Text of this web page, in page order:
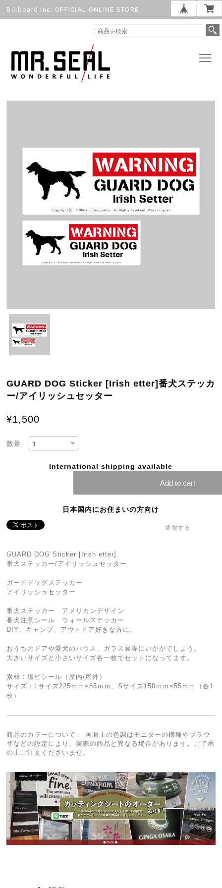
Billboard Inc. OFFICIAL ONLINE STORE
GUARD DOG Sticker [Irish etter]番犬ステッカ
ー/アイリッシュセッター
¥1,500
数量
International shipping available
Add to cart
日本国内にお住まいの方向け
通報する
GUARD DOG Sticker [Irish etter]
番犬ステッカー/アイリッシュセッター
ガードドッグステッカー
アイリッシュセッター
番犬ステッカー アメリカンデザイン
番犬注意シール ウォールステッカー
DIY、キャンプ、アウトドア好きな方に。
おうちのドアや愛犬のハウス、ガラス面等にいかがでしょう。
大きいサイズと小さいサイズ各一枚でセットになってます。
素材：塩ビシール（屋内/屋外）
サイズ：Lサイズ225ｍｍ×85ｍｍ、Sサイズ150ｍｍ×55ｍｍ（各1
枚）
商品のカラーについて： 画面上の色調はモニターの機種やブラウ
ザなどの設定により、実際の商品と異なる場合があります。ご了承
の上ご注文くださいませ。